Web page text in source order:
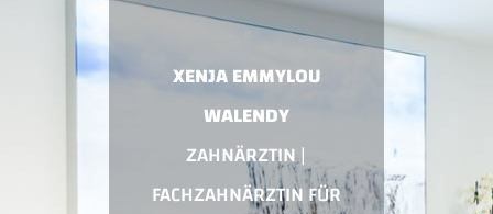
XENJA EMMYLOU
WALENDY
ZAHNÄRZTIN |
FACHZAHNÄRZTIN FÜR